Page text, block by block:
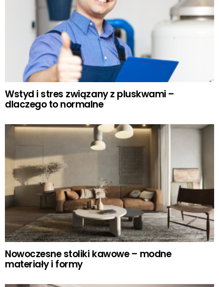
Wstyd i stres związany z pluskwami –
dlaczego to normalne
Nowoczesne stoliki kawowe – modne
materiały i formy